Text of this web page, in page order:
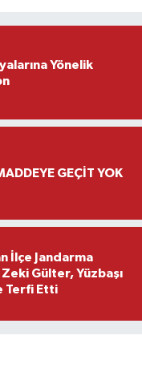
Yönelik
GEÇİT YOK
İlçe Jandarma
Zeki Gülter, Yüzbaşı
Terfi Etti